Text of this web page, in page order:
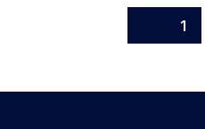
wpisach
1